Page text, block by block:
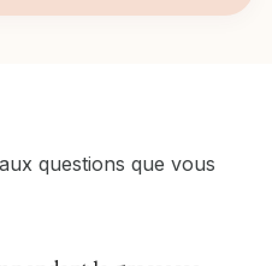
questions que vous